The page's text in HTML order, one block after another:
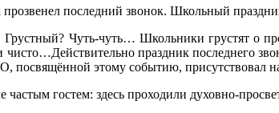
последний звонок. Школьный
Чуть-чуть… Школьники грустят о
чисто…Действительно праздник последнего
посвящённой этому событию, присутствовал
гостем: здесь проходили духовно-